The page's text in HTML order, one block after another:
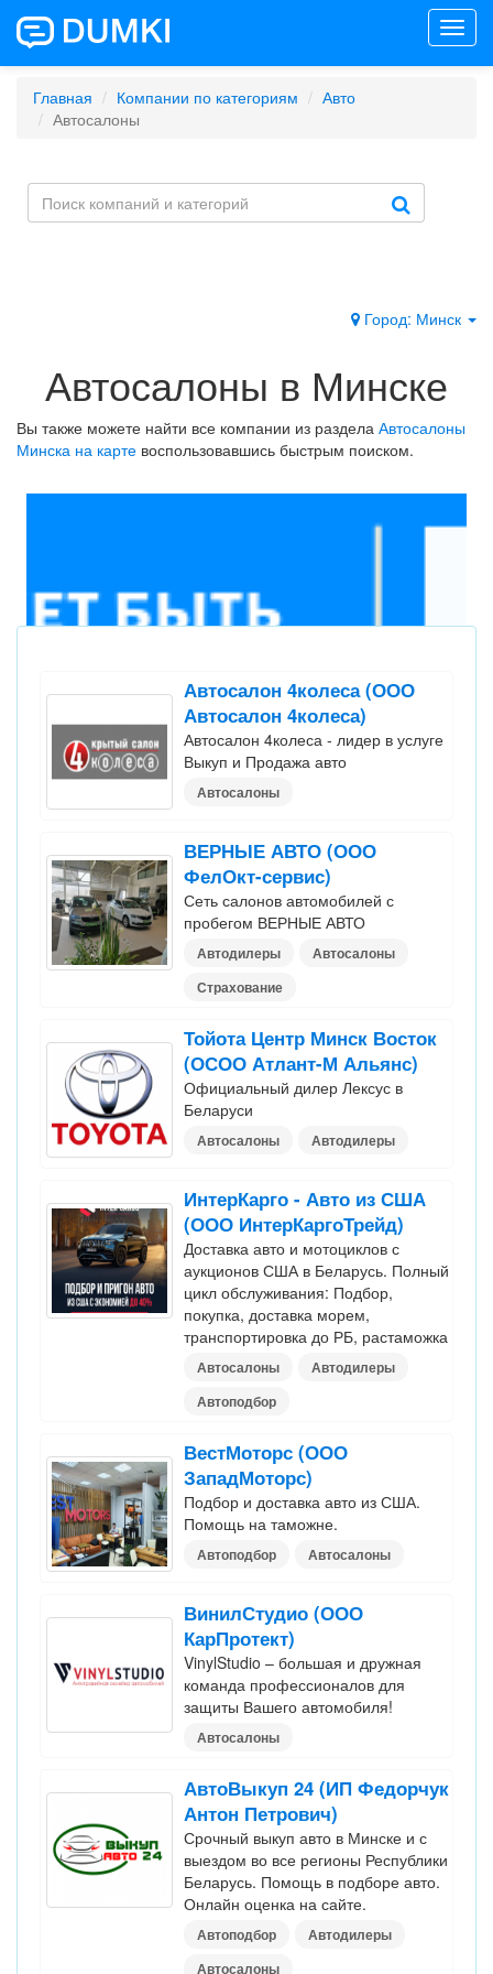
Главная Компании по категориям
Авто
Автосалоны
Город: Минск
Автосалоны в Минске
Вы также можете найти все компании из раздела Автосалоны
Минска на карте воспользовавшись быстрым поиском.
Автосалон 4колеса (ООО
Автосалон 4колеса)
Автосалон 4колеса - лидер в услуге
Выкуп и Продажа авто
Автосалоны
ВЕРНЫЕ АВТО (ООО
ФелОкт-сервис)
Сеть салонов автомобилей с
пробегом ВЕРНЫЕ АВТО
Автодилеры
Автосалоны
Страхование
Тойота Центр Минск Восток
(ОСОО Атлант-М Альянс)
Официальный дилер Лексус в
Беларуси
Автосалоны Автодилеры
ИнтерКарго - Авто из США
(ООО ИнтерКаргоТрейд)
Доставка авто и мотоциклов с
аукционов США в Беларусь. Полный
цикл обслуживания: Подбор,
покупка, доставка морем,
транспортировка до РБ, растаможка
Автосалоны
Автодилеры
Автоподбор
ВестМоторс (ООО
ЗападМоторс)
Подбор и доставка авто из США.
Помощь на таможне.
Автоподбор Автосалоны
ВинилСтудио (ООО
КарПротект)
VinylStudio – большая и дружная
команда профессионалов для
защиты Вашего автомобиля!
Автосалоны
АвтоВыкуп 24 (ИП Федорчук
Антон Петрович)
Срочный выкуп авто в Минске и с
выездом во все регионы Республики
Беларусь. Помощь в подборе авто.
Онлайн оценка на сайте.
Автоподбор
Автодилеры
Автосалоны